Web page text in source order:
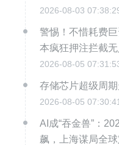
2026-08-03
警惕！不惜耗费
本疯狂押注拦截
2026-08-05
存储芯片超级周
2026-08-05 07:30:41
AI成“吞金兽”：
飙，上海谋局全